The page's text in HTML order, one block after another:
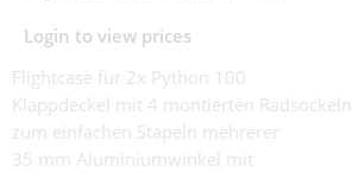
Login to view prices
Flightcase für 2x Python 100
Klappdeckel mit 4 montierten Radsockeln
zum einfachen Stapeln mehrerer
35 mm Aluminiumwinkel mit